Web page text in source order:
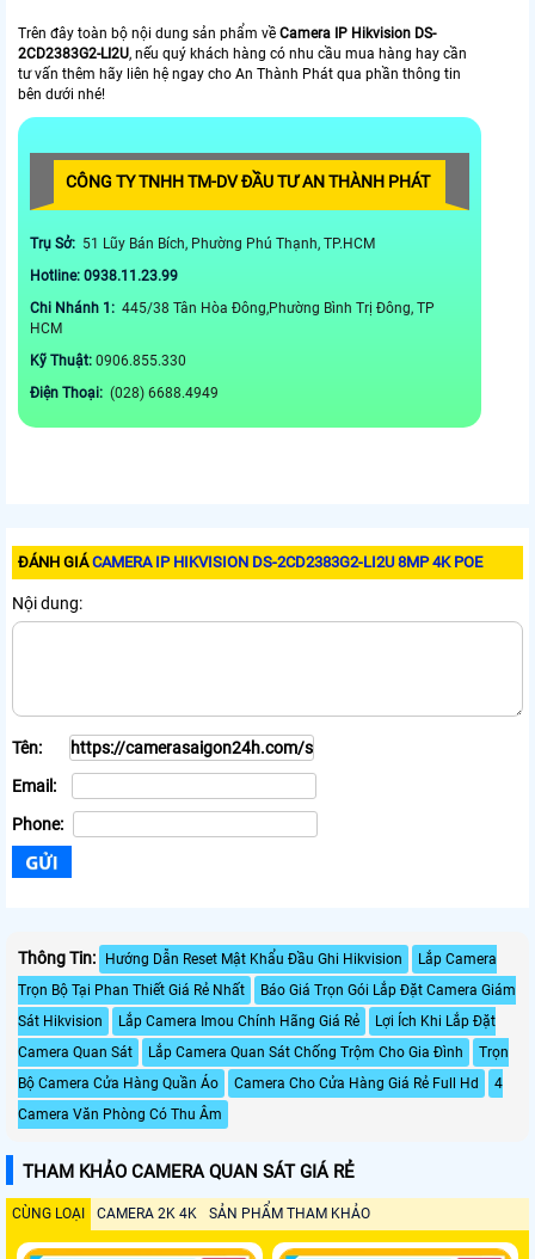
Trên đây toàn bộ nội dung sản phẩm về Camera IP Hikvision DS-
2CD2383G2-LI2U, nếu quý khách hàng có nhu cầu mua hàng hay cần
tư vấn thêm hãy liên hệ ngay cho An Thành Phát qua phần thông tin
bên dưới nhé!
CÔNG TY TNHH TM-DV ĐẦU TƯ AN THÀNH PHÁT
Trụ Sở: 51 Lũy Bán Bích, Phường Phú Thạnh, TP.HCM
Hotline: 0938.11.23.99
Chi Nhánh 1: 445/38 Tân Hòa Đông,Phường Bình Trị Đông, TP
HCM
Kỹ Thuật: 0906.855.330
Điện Thoại: (028) 6688.4949
ĐÁNH GIÁCAMERA IP HIKVISION DS-2CD2383G2-LI2U 8MP 4K POE
Nội dung:
Tên:
Email:
Phone:
Thông Tin: Hướng Dẫn Reset Mật Khẩu Đầu Ghi Hikvision
Lắp Camera
Trọn Bộ Tại Phan Thiết Giá Rẻ Nhất
Báo Giá Trọn Gói Lắp Đặt Camera Giám
Sát Hikvision
Lắp Camera Imou Chính Hãng Giá Rẻ
Lợi Ích Khi Lắp Đặt
Camera Quan Sát
Lắp Camera Quan Sát Chống Trộm Cho Gia Đình
Trọn
Bộ Camera Cửa Hàng Quần Áo
Camera Cho Cửa Hàng Giá Rẻ Full Hd
4
Camera Văn Phòng Có Thu Âm
THAM KHẢO CAMERA QUAN SÁT GIÁ RẺ
CÙNG LOẠI CAMERA 2K 4K SẢN PHẨM THAM KHẢO